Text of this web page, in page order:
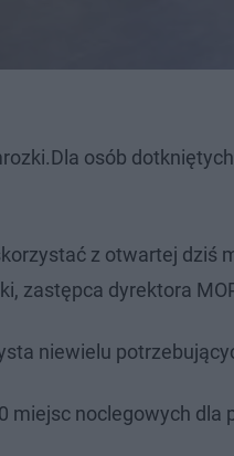
osób
z otwartej dziś
zastępca dyrektora
niewielu
miejsc noclegowych dla